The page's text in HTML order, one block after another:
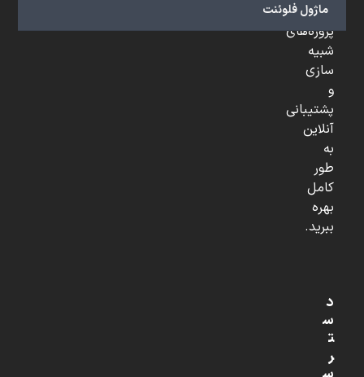
ماژول فلوئنت
تخصصی،
پروژه‌های
شبیه
سازی
و
پشتیبانی
آنلاین
به
طور
کامل
بهره
ببرید.
د
س
ت
ر